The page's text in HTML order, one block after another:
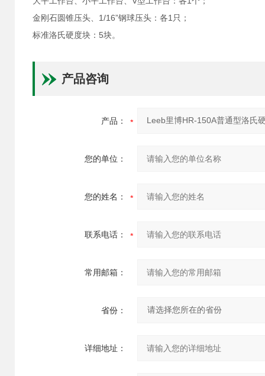
金刚石圆锥压头、 1/16”钢球压头：各1只；
标准洛氏硬度块： 5块。
产品咨询
产品：
您的单位：
您的姓名：
联系电话：
常用邮箱：
省份：
详细地址：